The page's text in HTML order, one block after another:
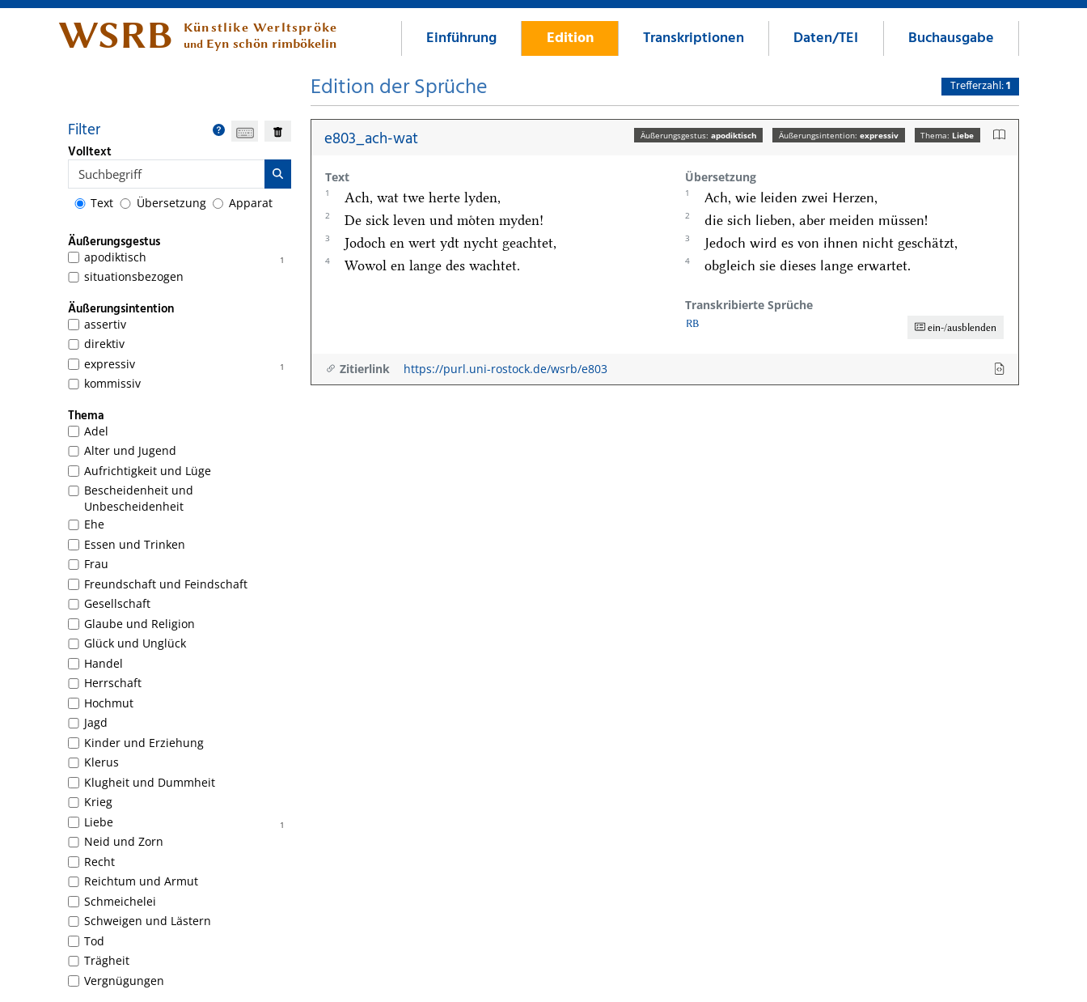
WSRB Künstlike Werltspröke
und Eyn schön rimbökelin Einführung Edition Transkriptionen Daten/TEI Buchausgabe
Filter
Volltext
Text Übersetzung Apparat
Äußerungsgestus
1
apodiktisch
situationsbezogen
Äußerungsintention
assertiv
direktiv
1
expressiv
kommissiv
Thema
Adel
Alter und Jugend
Aufrichtigkeit und Lüge
Bescheidenheit und
Unbescheidenheit
Ehe
Essen und Trinken
Frau
Freundschaft und Feindschaft
Gesellschaft
Glaube und Religion
Glück und Unglück
Handel
Herrschaft
Hochmut
Jagd
Kinder und Erziehung
Klerus
Klugheit und Dummheit
Krieg
1
Liebe
Neid und Zorn
Recht
Reichtum und Armut
Schmeichelei
Schweigen und Lästern
Tod
Trägheit
Vergnügungen
Edition der Sprüche Trefferzahl:1
Äußerungsgestus: apodiktisch Äußerungsintention:expressiv Thema: Liebe
e803_ach-wat
Text Übersetzung
1 Ach, wat twe herte lyden, 1 Ach, wie leiden zwei Herzen,
2 De sick leven und moͤten myden! 2 die sich lieben, aber meiden müssen!
3 Jodoch en wert ydt nycht geachtet, 3 Jedoch wird es von ihnen nicht geschätzt,
4 Wowol en lange des wachtet. 4 obgleich sie dieses lange erwartet.
Transkribierte Sprüche
ein-/ausblenden
RB
Zitierlink https://purl.uni-rostock.de/wsrb/e803